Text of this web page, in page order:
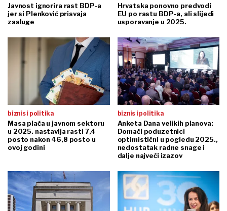
Javnost ignorira rast BDP-a
jer si Plenković prisvaja
zasluge
Hrvatska ponovno predvodi
EU po rastu BDP-a, ali slijedi
usporavanje u 2025.
biznis i politika
Masa plaća u javnom sektoru
u 2025. nastavlja rasti 7,4
posto nakon 46,8 posto u
ovoj godini
biznis i politika
Anketa Dana velikih planova:
Domaći poduzetnici
optimistični u pogledu 2025.,
nedostatak radne snage i
dalje najveći izazov